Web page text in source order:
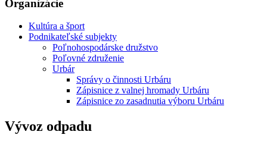
Organizácie
Kultúra a šport
Podnikateľské subjekty
Poľnohospodárske družstvo
Poľovné združenie
Urbár
Správy o činnosti Urbáru
Zápisnice z valnej hromady Urbáru
Zápisnice zo zasadnutia výboru Urbáru
Vývoz odpadu